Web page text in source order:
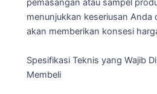
pemasangan atau sampel
menunjukkan keseriusan Anda
akan memberikan konsesi
Spesifikasi Teknis yang Wajib
Membeli